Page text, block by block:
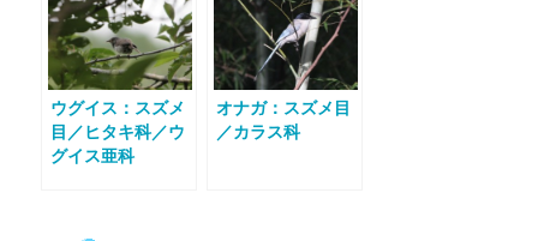
ウグイス：スズメ
目／ヒタキ科／ウ
グイス亜科
オナガ：スズメ目
／カラス科